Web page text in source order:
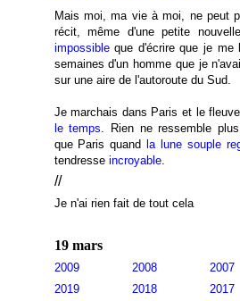
Mais moi, ma vie à moi, ne peut
récit, même d'une petite
impossibleque d'écrire que je me
semaines d'un homme que je
sur une aire de l'autoroute du Sud.
Je marchais dans Paris et le fleuve
le temps. Rien ne ressemble
que Paris quand
la lune souple
tendresse incroyable.
//
Je n'ai rien fait de tout cela
19 mars
2009 2008 2007
2019
2018 2017